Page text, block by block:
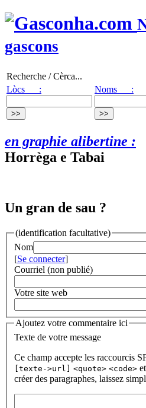
gascons
Recherche / Cèrca...
Lòcs :
Noms :
en graphie alibertine :
Horrèga e Tabai
Un gran de sau ?
(identification facultative)
Nom
[Se connecter]
Courriel (non publié)
Votre site web
Ajoutez votre commentaire ici
Texte de votre message
Ce champ accepte les raccourcis
[texte->url] <quote> <code>
créer des paragraphes, laissez